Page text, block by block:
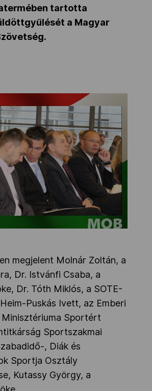
tartotta
a Magyar
megjelent Molnár Zoltán, a
Dr. Istvánfi Csaba, a
Dr. Tóth Miklós, a SOTE-
Puskás Ivett, az Emberi
Sportért
Sportszakmai
, Diák és
Sportja Osztály
Kutassy György, a